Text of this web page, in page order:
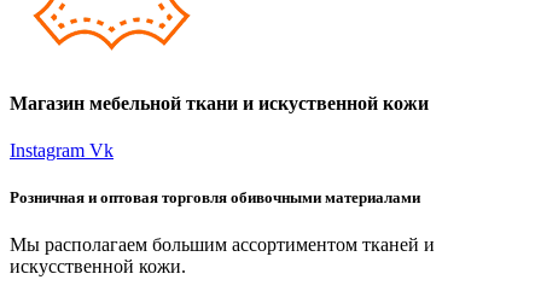
Магазин мебельной ткани и искуственной кожи
Instagram Vk
Розничная и оптовая торговля обивочными материалами
Мы располагаем большим ассортиментом тканей и
искусственной кожи.